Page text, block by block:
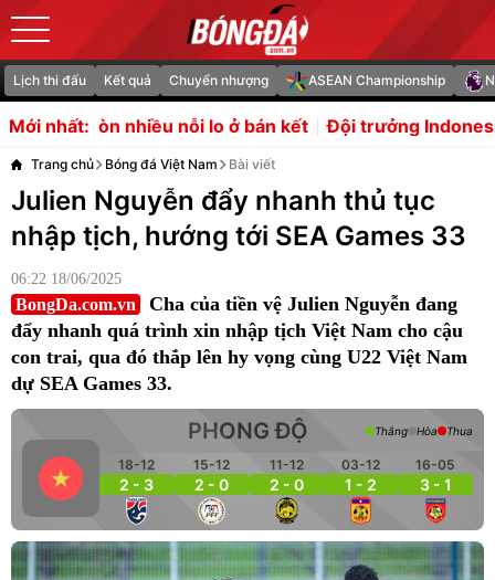
Lịch thi đấu Kết quả Chuyển nhượng ASEAN Championship
Mới nhất:
nỗi lo ở bán kết Đội trưởng Indonesia: "Tôi xin lỗi"
Trang chủ Bóng đá Việt Nam Bài viết
Julien Nguyễn đẩy nhanh thủ tục
nhập tịch, hướng tới SEA Games 33
06:22 18/06/2025
BongDa.com.vn
Cha của tiền vệ Julien Nguyễn đang
đẩy nhanh quá trình xin nhập tịch Việt Nam cho cậu
con trai, qua đó thắp lên hy vọng cùng U22 Việt Nam
dự SEA Games 33.
PHONG ĐỘ
18-12
2 - 3
15-12
2 - 0
11-12
2 - 0
03-12
1 - 2
16-05
3 - 1
Thắng Hòa Thua